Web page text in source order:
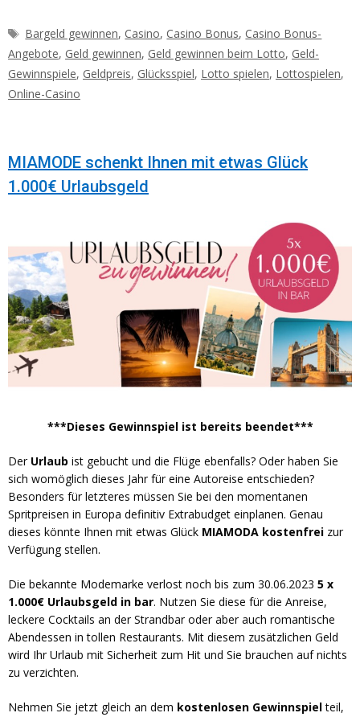
Schlagwörter
Bargeld gewinnen, Casino, Casino Bonus, Casino Bonus-
Angebote, Geld gewinnen, Geld gewinnen beim Lotto, Geld-
Gewinnspiele, Geldpreis, Glücksspiel, Lotto spielen, Lottospielen,
Online-Casino
MIAMODE schenkt Ihnen mit etwas Glück
1.000€ Urlaubsgeld
***Dieses Gewinnspiel ist bereits beendet***
Der Urlaub ist gebucht und die Flüge ebenfalls? Oder haben Sie
sich womöglich dieses Jahr für eine Autoreise entschieden?
Besonders für letzteres müssen Sie bei den momentanen
Spritpreisen in Europa definitiv Extrabudget einplanen. Genau
dieses könnte Ihnen mit etwas Glück MIAMODA kostenfrei zur
Verfügung stellen.
Die bekannte Modemarke verlost noch bis zum 30.06.2023 5 x
1.000€ Urlaubsgeld in bar. Nutzen Sie diese für die Anreise,
leckere Cocktails an der Strandbar oder aber auch romantische
Abendessen in tollen Restaurants. Mit diesem zusätzlichen Geld
wird Ihr Urlaub mit Sicherheit zum Hit und Sie brauchen auf nichts
zu verzichten.
Nehmen Sie jetzt gleich an dem kostenlosen Gewinnspielteil,